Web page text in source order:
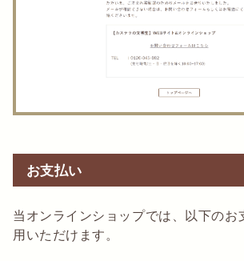
お支払い
当オンラインショップでは、以下のお
用いただけます。